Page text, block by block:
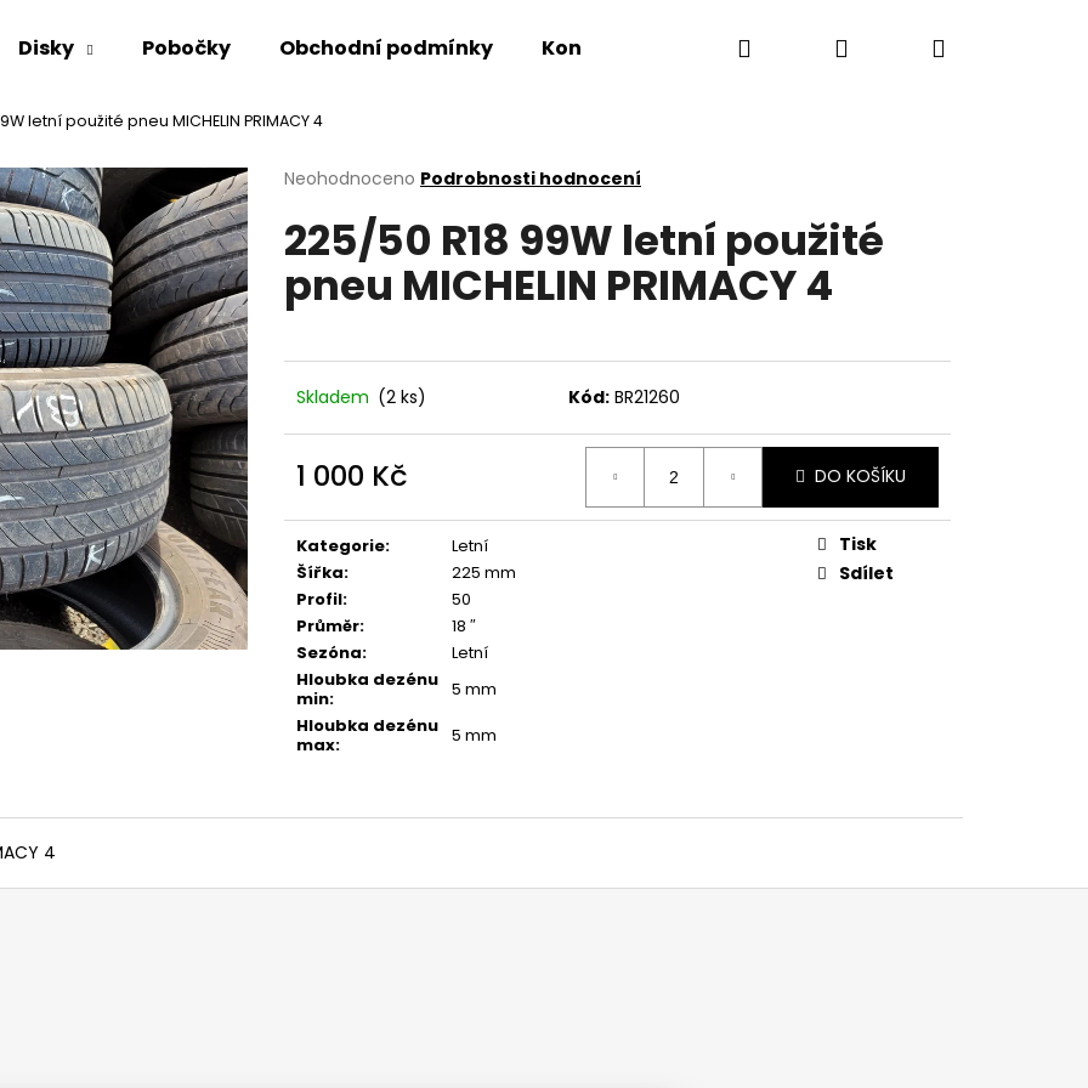
Disky Pobočky Obchodní podmínky Kontakty Hledat PřihlášeníNákupní
letní použité pneu MICHELIN PRIMACY 4
Průměrné
produktu
je
5
Neohodnoceno Podrobnosti hodnocení
225/50 R18 99W letní použité
pneu MICHELIN PRIMACY 4
Skladem (2 ks) Kód: BR21260
1 000 Kč
cena:
DO KOŠÍKU
Kategorie:
Letní
Šířka:
225 mm
Profil:
50
Průměr:
18 ″
Sezóna:
Letní
Hloubka dezénu
min:
5 mm
Hloubka dezénu
max: 5 mm
Tisk
Sdílet
4
Co potřebujete najít?
HLEDAT
Doporučujeme